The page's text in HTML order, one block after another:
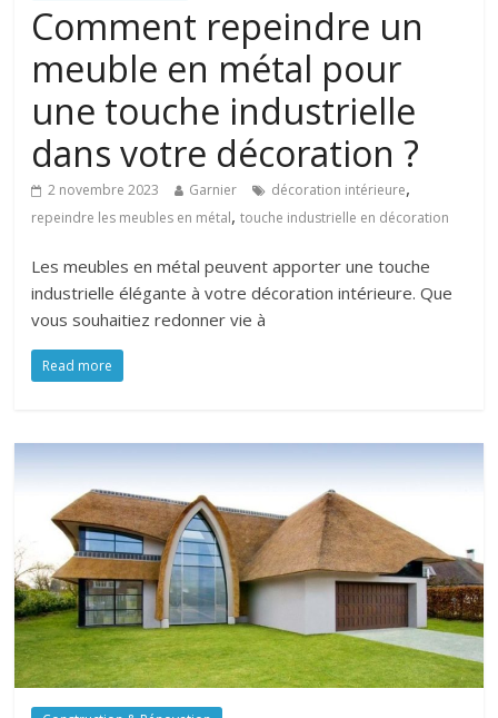
Comment repeindre un
meuble en métal pour
une touche industrielle
dans votre décoration ?
2 novembre 2023 Garnier décoration intérieure,
repeindre les meubles en métal,touche industrielle en décoration
Les meubles en métal peuvent apporter une touche
industrielle élégante à votre décoration intérieure. Que
vous souhaitiez redonner vie à
Read more